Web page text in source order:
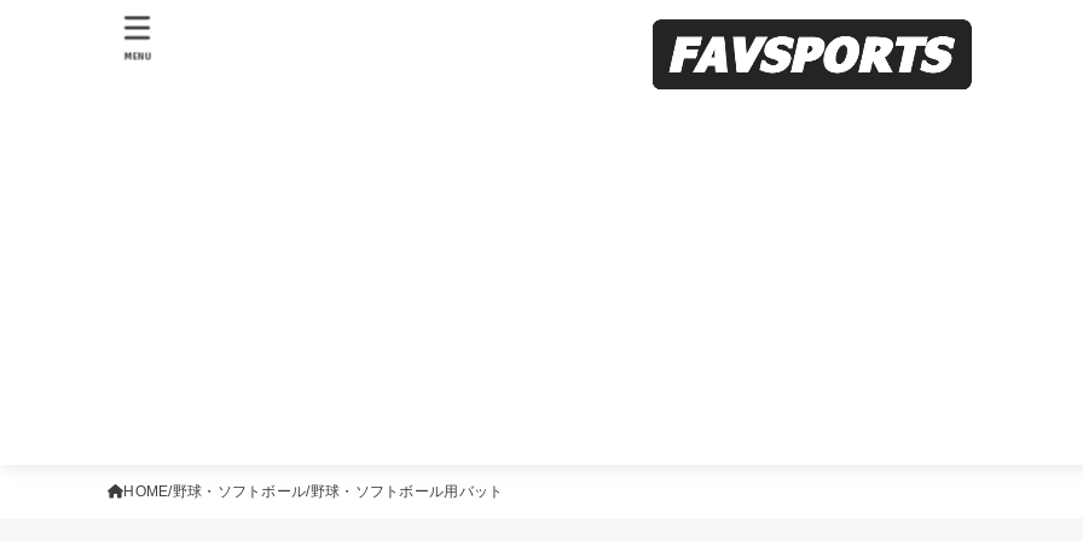
MENU
HOME 野球・ソフトボール 野球・ソフトボール用バット